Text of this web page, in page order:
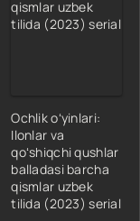
Ochlik oʻyinlari:
Ilonlar va
qoʻshiqchi qushlar
balladasi barcha
qismlar uzbek
tilida (2023) serial